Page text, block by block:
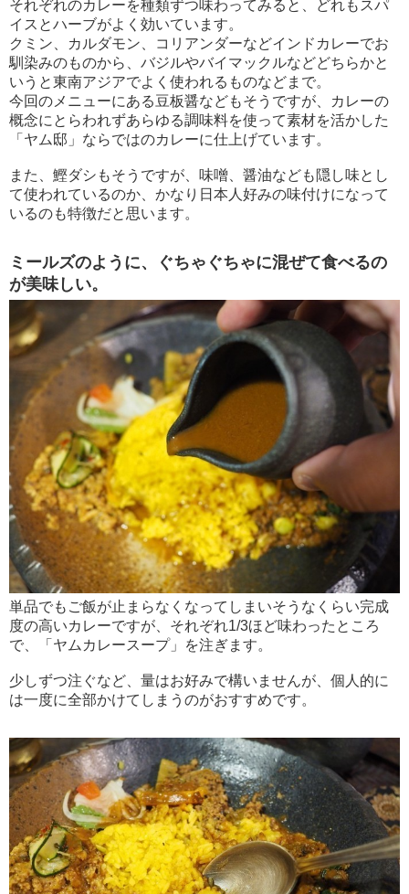
それぞれのカレーを種類ずつ味わってみると、どれもスパ
イスとハーブがよく効いています。
クミン、カルダモン、コリアンダーなどインドカレーでお
馴染みのものから、バジルやバイマックルなどどちらかと
いうと東南アジアでよく使われるものなどまで。
今回のメニューにある豆板醤などもそうですが、カレーの
概念にとらわれずあらゆる調味料を使って素材を活かした
「ヤム邸」ならではのカレーに仕上げています。
また、鰹ダシもそうですが、味噌、醤油なども隠し味とし
て使われているのか、かなり日本人好みの味付けになって
いるのも特徴だと思います。
ミールズのように、ぐちゃぐちゃに混ぜて食べるの
が美味しい。
単品でもご飯が止まらなくなってしまいそうなくらい完成
度の高いカレーですが、それぞれ1/3ほど味わったところ
で、「ヤムカレースープ」を注ぎます。
少しずつ注ぐなど、量はお好みで構いませんが、個人的に
は一度に全部かけてしまうのがおすすめです。